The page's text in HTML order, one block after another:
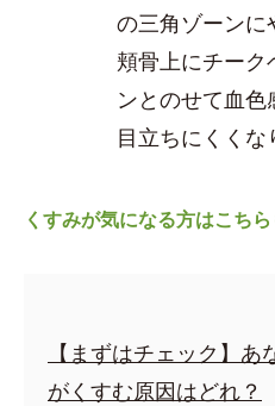
の三角ゾーンに
頬骨上にチー
ンとのせて血
目立ちにくくな
くすみが気になる方はこちら
【まずはチェック】あ
がくすむ原因はどれ？